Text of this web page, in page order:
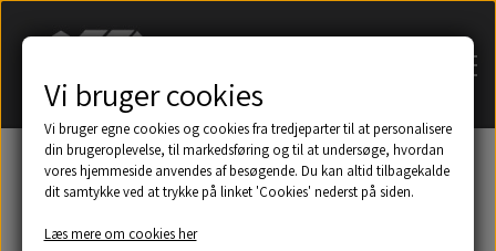
Søg på navn af tagsten
Vi bruger cookies
Vi bruger egne cookies og cookies fra tredjeparter til at personalisere
din brugeroplevelse, til markedsføring og til at undersøge, hvordan
vores hjemmeside anvendes af besøgende. Du kan altid tilbagekalde
dit samtykke ved at trykke på linket 'Cookies' nederst på siden.
Læs mere om cookies her